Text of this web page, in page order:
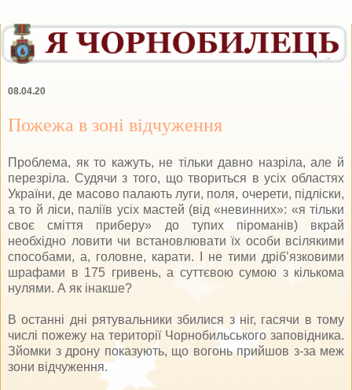
08.04.20
Пожежа в зоні відчуження
Проблема, як то кажуть, не тільки давно назріла, але й
перезріла. Судячи з того, що твориться в усіх областях
України, де масово палають луги, поля, очерети, підліски,
а то й ліси, паліїв усіх мастей (від «невинних»: «я тільки
своє сміття приберу» до тупих піроманів) вкрай
необхідно ловити чи встановлювати їх особи всілякими
способами, а, головне, карати. І не тими дріб’язковими
шрафами в 175 гривень, а суттєвою сумою з кількома
нулями. А як інакше?
В останні дні рятувальники збилися з ніг, гасячи в тому
числі пожежу на території Чорнобильського заповідника.
Зйомки з дрону показують, що вогонь прийшов з-за меж
зони відчуження.